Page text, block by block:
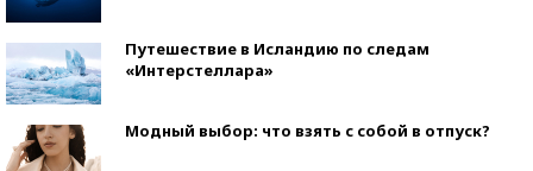
Путешествие в Исландию по следам
«Интерстеллара»
Модный выбор: что взять с собой в отпуск?